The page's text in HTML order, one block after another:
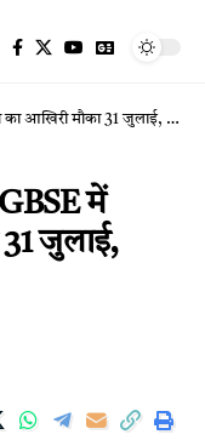
31 जुलाई, 75% अटेंडेंस अनिवार्य
में
जुलाई,